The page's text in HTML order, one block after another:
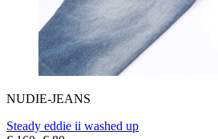
NUDIE-JEANS
Steady eddie ii washed up